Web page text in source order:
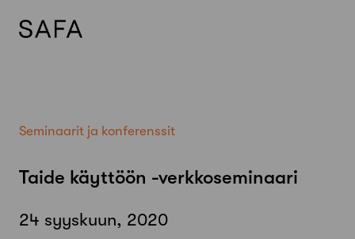
Seminaarit ja konferenssit
Taide käyttöön -verkkoseminaari
24 syyskuun, 2020